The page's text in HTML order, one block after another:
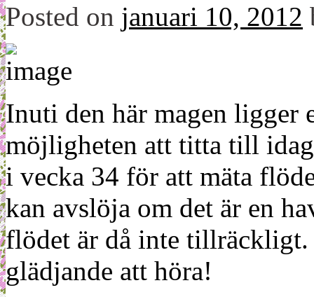
Posted on januari 10, 2012
Inuti den här magen
möjligheten att titta till
i vecka 34 för att mäta
kan avslöja om det är en
flödet är då inte
glädjande att höra!